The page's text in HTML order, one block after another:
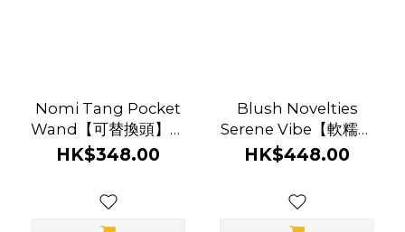
Nomi Tang Pocket
Wand【可替換頭】超
迷你震棒套裝
HK$348.00
Blush Novelties
Serene Vibe【軟糯手
感】魔豆萬能按摩器
HK$448.00